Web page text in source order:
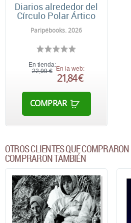
Diarios alrededor del
Círculo Polar Ártico
Paripébooks. 2026
En tienda:
22,99 € En la web:
21,84 €
COMPRAR
OTROS CLIENTES QUE
COMPRARON TAMBIÉN